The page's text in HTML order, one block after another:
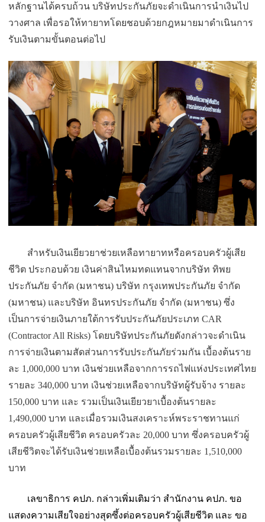
หลักฐานได้ครบถ้วน บริษัทประกันภัยจะดำเนินการนำเงินไป
วางศาล เพื่อรอให้ทายาทโดยชอบด้วยกฎหมายมาดำเนินการ
รับเงินตามขั้นตอนต่อไป
สำหรับเงินเยียวยาช่วยเหลือทายาทหรือครอบครัวผู้เสีย
ชีวิต ประกอบด้วย เงินค่าสินไหมทดแทนจากบริษัท ทิพย
ประกันภัย จำกัด (มหาชน) บริษัท กรุงเทพประกันภัย จำกัด
(มหาชน) และบริษัท อินทรประกันภัย จำกัด (มหาชน) ซึ่ง
เป็นการจ่ายเงินภายใต้การรับประกันภัยประเภท CAR
(Contractor All Risks) โดยบริษัทประกันภัยดังกล่าวจะดำเนิน
การจ่ายเงินตามสัดส่วนการรับประกันภัยร่วมกัน เบื้องต้นราย
ละ 1,000,000 บาท เงินช่วยเหลือจากการรถไฟแห่งประเทศไทย
รายละ 340,000 บาท เงินช่วยเหลือจากบริษัทผู้รับจ้าง รายละ
150,000 บาท และ รวมเป็นเงินเยียวยาเบื้องต้นรายละ
1,490,000 บาท และเมื่อรวมเงินสงเคราะห์พระราชทานแก่
ครอบครัวผู้เสียชีวิต ครอบครัวละ 20,000 บาท ซึ่งครอบครัวผู้
เสียชีวิตจะได้รับเงินช่วยเหลือเบื้องต้นรวมรายละ 1,510,000
บาท
เลขาธิการ คปภ. กล่าวเพิ่มเติมว่า สำนักงาน คปภ. ขอ
แสดงความเสียใจอย่างสุดซึ้งต่อครอบครัวผู้เสียชีวิต และ ขอ